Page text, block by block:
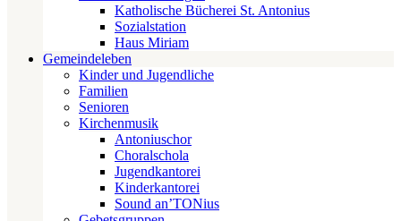
Katholische Bücherei St. Antonius
Sozialstation
Haus Miriam
Gemeindeleben
Kinder und Jugendliche
Familien
Senioren
Kirchenmusik
Antoniuschor
Choralschola
Jugendkantorei
Kinderkantorei
Sound an’TONius